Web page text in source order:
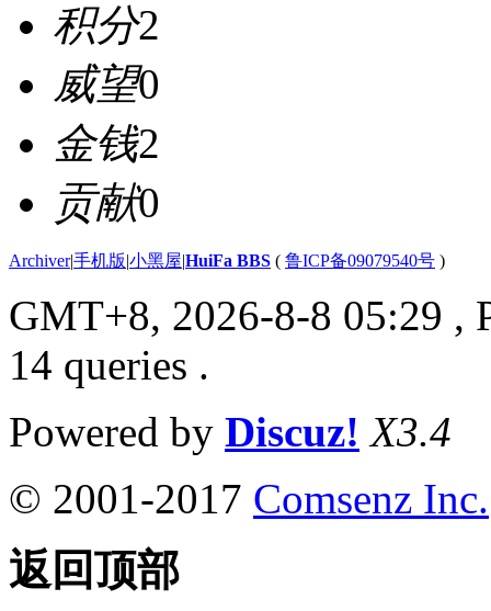
积分2
威望0
金钱2
贡献0
Archiver|手机版|小黑屋|HuiFa BBS ( 鲁ICP备09079540号 )
GMT+8, 2026-8-8 05:29 ,
14 queries .
Powered by Discuz! X3.4
© 2001-2017 Comsenz Inc.
返回顶部